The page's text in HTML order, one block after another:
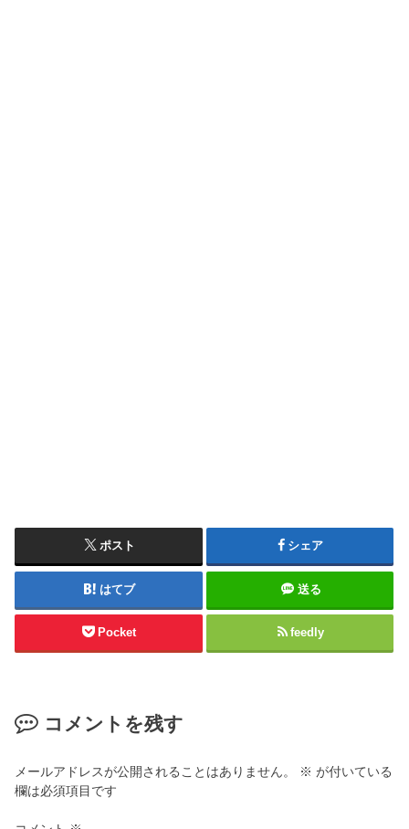
ポスト シェア
はてブ 送る
Pocket feedly
コメントを残す
メールアドレスが公開されることはありません。 ※ が付いている
欄は必須項目です